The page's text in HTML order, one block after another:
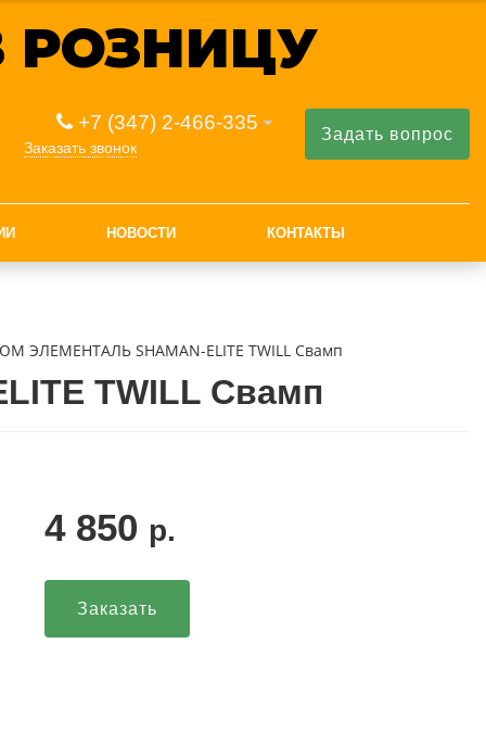
+7 (347) 2-466-335
Заказать звонок
Задать вопрос
НОВОСТИ КОНТАКТЫ
ЭЛЕМЕНТАЛЬ SHAMAN-ELITE TWILL Свамп
TWILL Свамп
4 850 р.
Заказать